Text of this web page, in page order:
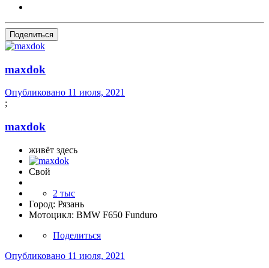
Поделиться
maxdok
Опубликовано 11 июля, 2021
;
maxdok
живёт здесь
Свой
2 тыс
Город: Рязань
Мотоцикл: BMW F650 Funduro
Поделиться
Опубликовано 11 июля, 2021